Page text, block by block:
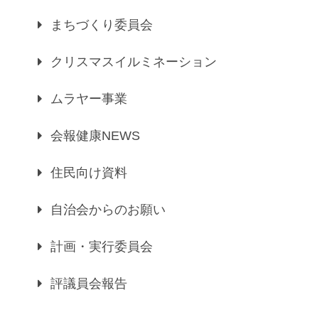
まちづくり委員会
クリスマスイルミネーション
ムラヤー事業
会報健康NEWS
住民向け資料
自治会からのお願い
計画・実行委員会
評議員会報告